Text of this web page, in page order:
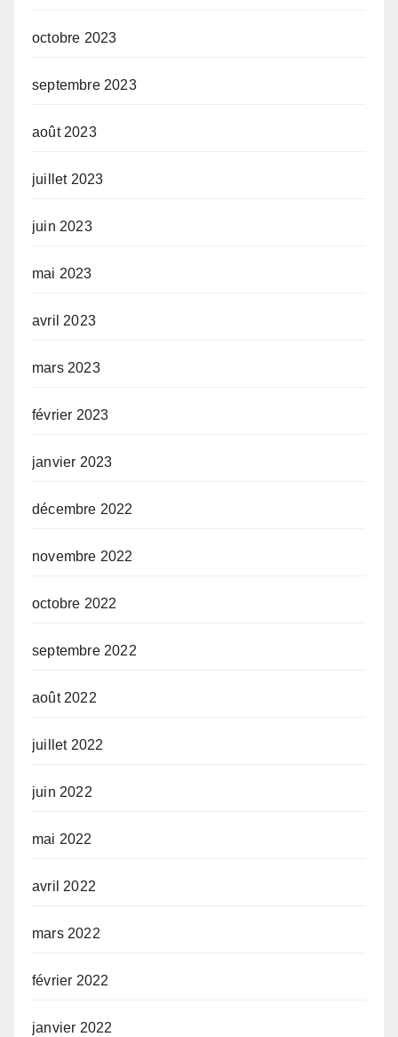
octobre 2023
septembre 2023
août 2023
juillet 2023
juin 2023
mai 2023
avril 2023
mars 2023
février 2023
janvier 2023
décembre 2022
novembre 2022
octobre 2022
septembre 2022
août 2022
juillet 2022
juin 2022
mai 2022
avril 2022
mars 2022
février 2022
janvier 2022